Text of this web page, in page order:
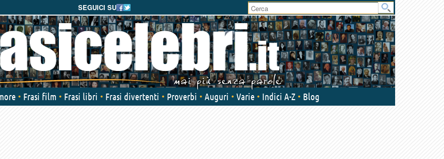
SEGUICI SU
Frasi film Frasi libri Frasi divertenti Proverbi Auguri Varie Indici A-Z Blog